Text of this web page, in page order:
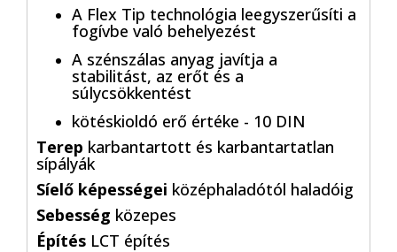
A Flex Tip technológia leegyszerűsíti a
fogívbe való behelyezést
A szénszálas anyag javítja a
stabilitást, az erőt és a
súlycsökkentést
kötéskioldó erő értéke - 10 DIN
Terep karbantartott és karbantartatlan
sípályák
Síelő képességei középhaladótól haladóig
Sebesség közepes
Építés LCT építés